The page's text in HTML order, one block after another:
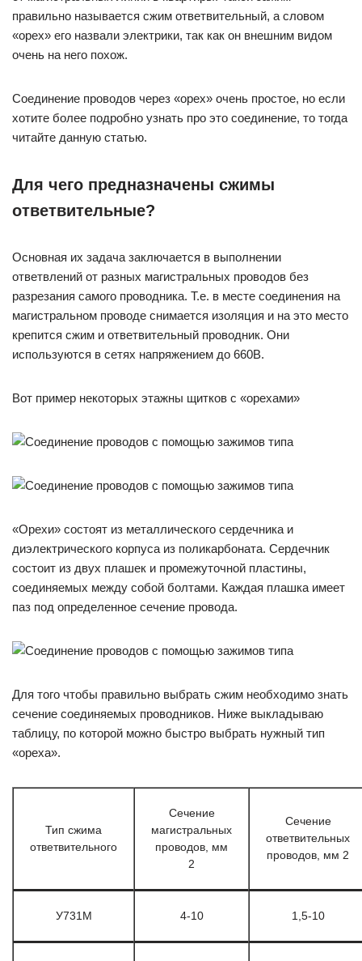
правильно называется сжим ответвительный, а словом
«орех» его назвали электрики, так как он внешним видом
очень на него похож.
Соединение проводов через «орех» очень простое, но если
хотите более подробно узнать про это соединение, то тогда
читайте данную статью.
Для чего предназначены сжимы
ответвительные?
Основная их задача заключается в выполнении
ответвлений от разных магистральных проводов без
разрезания самого проводника. Т.е. в месте соединения на
магистральном проводе снимается изоляция и на это место
крепится сжим и ответвительный проводник. Они
используются в сетях напряжением до 660В.
Вот пример некоторых этажны щитков с «орехами»
«Орехи» состоят из металлического сердечника и
диэлектрического корпуса из поликарбоната. Сердечник
состоит из двух плашек и промежуточной пластины,
соединяемых между собой болтами. Каждая плашка имеет
паз под определенное сечение провода.
Для того чтобы правильно выбрать сжим необходимо знать
сечение соединяемых проводников. Ниже выкладываю
таблицу, по которой можно быстро выбрать нужный тип
«ореха».
Тип сжима
ответвительного
Сечение
магистральных
проводов, мм
2
Сечение
ответвительных
проводов, мм 2
У731М 4-10 1,5-10